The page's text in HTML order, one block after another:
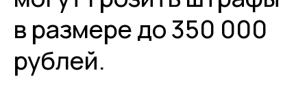
в размере до 350 000
рублей.